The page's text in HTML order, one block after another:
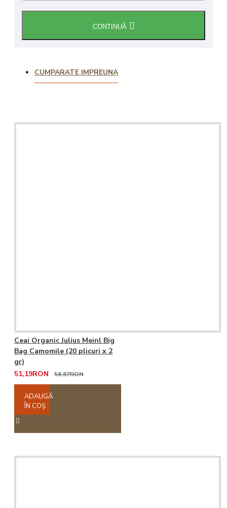
CONTINUĂ
CUMPARATE IMPREUNA
Ceai Organic Julius Meinl Big
Bag Camomile (20 plicuri x 2
gr)
51,19RON
56,87RON
ADAUGĂ
ÎN COŞ